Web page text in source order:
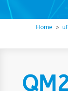
Home 9